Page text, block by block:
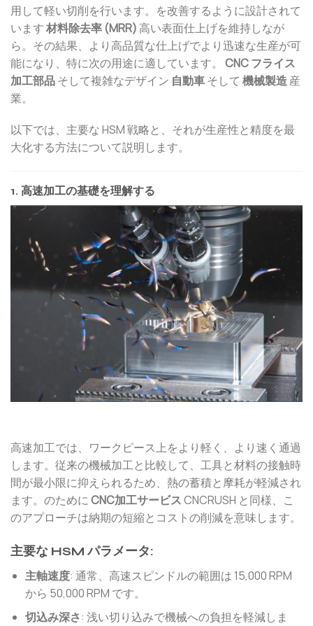
用して軽い切削を行います。を改善するように設計されて
います材料除去率 (MRR)高い表面仕上げを維持しなが
ら。その結果、より高品質な仕上げでより迅速な生産が可
能になり、特に次の用途に適しています。 CNC フライス
加工部品そして複雑なデザイン 自動車そして 機械製造産
業。
以下では、主要な HSM 戦略と、それが生産性と精度を最
大化する方法について説明します。
1. 高速加工の基礎を理解する
高速加工では、ワークピース上をより軽く、より速く通過
します。従来の機械加工と比較して、工具と材料の接触時
間が最小限に抑えられるため、熱の蓄積と摩耗が軽減され
ます。のためにCNC加工サービスCNCRUSH と同様、こ
のアプローチは納期の短縮とコストの削減を意味します。
主要な HSM パラメータ:
主軸速度: 通常、高速スピンドルの範囲は 15,000 RPM
から 50,000 RPM です。
切込み深さ: 浅い切り込みで機械への負担を軽減しま